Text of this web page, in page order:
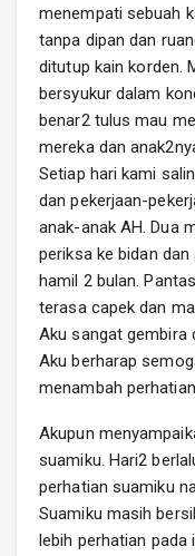
menempati sebuah
tanpa dipan dan
ditutup kain korden.
bersyukur dalam
benar2 tulus mau
mereka dan
Setiap hari kami
dan pekerjaan-
anak-anak AH. Dua
periksa ke bidan
hamil 2 bulan.
terasa capek dan
Aku sangat gembira
Aku berharap
menambah
Akupun
suamiku. Hari2
perhatian suamiku
Suamiku masih
lebih perhatian